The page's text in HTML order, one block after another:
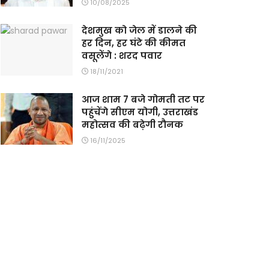
10/08/2025
देशमुख को जेल में डालने की
हर दिन, हर घंटे की कीमत
वसूलेंगे : शरद पवार
18/11/2021
आज शाम 7 बजे गोमती तट पर
पहुंचेंगे सीएम योगी, उत्तराखंड
महोत्सव की बढ़ेगी रौनक
16/11/2025